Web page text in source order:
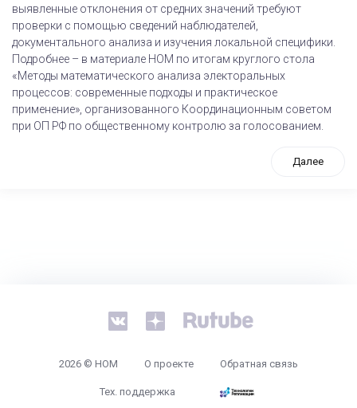
выявленные отклонения от средних значений требуют
проверки с помощью сведений наблюдателей,
документального анализа и изучения локальной специфики.
Подробнее – в материале НОМ по итогам круглого стола
«Методы математического анализа электоральных
процессов: современные подходы и практическое
применение», организованного Координационным советом
при ОП РФ по общественному контролю за голосованием.
Далее
2026 © НОМ О проекте Обратная связь
Тех. поддержка